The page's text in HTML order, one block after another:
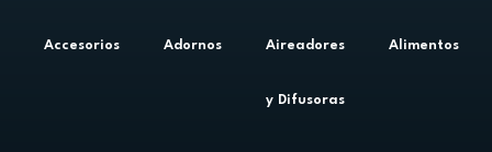
Accesorios Adornos Aireadores
y Difusoras
Alimentos